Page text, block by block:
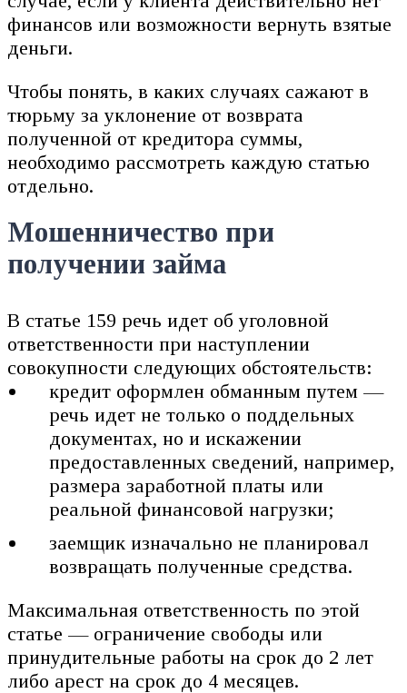
финансов или возможности вернуть взятые
деньги.
Чтобы понять, в каких случаях сажают в
тюрьму за уклонение от возврата
полученной от кредитора суммы,
необходимо рассмотреть каждую статью
отдельно.
Мошенничество при
получении займа
В статье 159 речь идет об уголовной
ответственности при наступлении
совокупности следующих обстоятельств:
кредит оформлен обманным путем —
речь идет не только о поддельных
документах, но и искажении
предоставленных сведений, например,
размера заработной платы или
реальной финансовой нагрузки;
заемщик изначально не планировал
возвращать полученные средства.
Максимальная ответственность по этой
статье — ограничение свободы или
принудительные работы на срок до 2 лет
либо арест на срок до 4 месяцев.